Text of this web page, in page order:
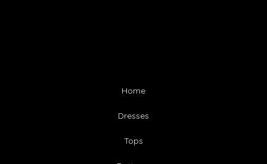
Home
Dresses
Tops